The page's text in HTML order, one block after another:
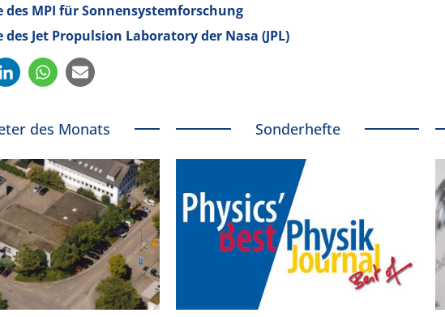
des MPI für Sonnensystemforschung
des Jet Propulsion Laboratory der Nasa (JPL)
des Monats Sonderhefte